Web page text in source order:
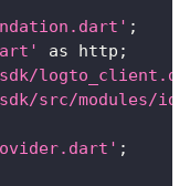
;
as http ;
src/modules/
;